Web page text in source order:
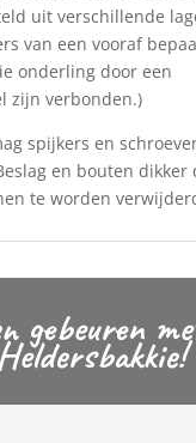
uit verschillende
van een vooraf
onderling door een
zijn verbonden.)
spijkers en
en bouten dikker
te worden
gebeuren